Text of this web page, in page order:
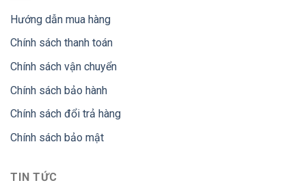
Hướng dẫn mua hàng
Chính sách thanh toán
Chính sách vận chuyển
Chính sách bảo hành
Chính sách đổi trả hàng
Chính sách bảo mật
TIN TỨC